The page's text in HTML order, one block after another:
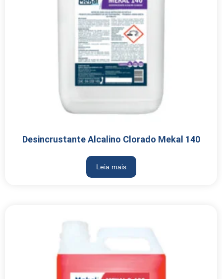
Desincrustante Alcalino Clorado Mekal 140
Leia mais